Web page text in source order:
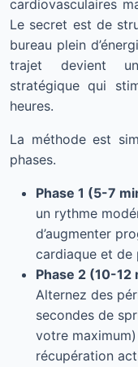
cardiovasculaires
Le secret est de
bureau plein
trajet devient
stratégique qui
heures.
La méthode est
phases.
Phase 1 (5-7
un rythme
d’augmenter
cardiaque et de
Phase 2 (10-12
Alternez des
secondes de
votre
récupération